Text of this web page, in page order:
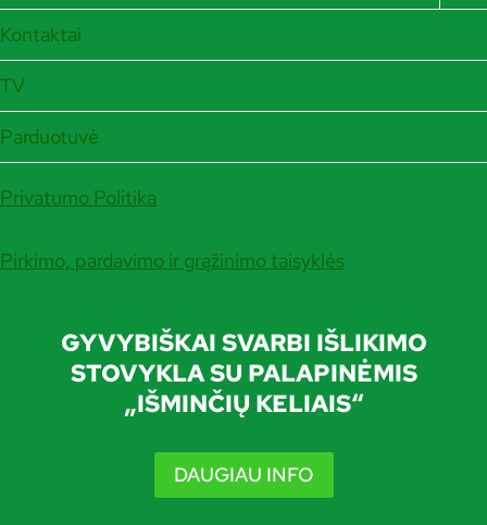
Kontaktai
TV
Parduotuvė
Privatumo Politika
Pirkimo, pardavimo ir grąžinimo taisyklės
GYVYBIŠKAI SVARBI IŠLIKIMO
STOVYKLA SU PALAPINĖMIS
„IŠMINČIŲ KELIAIS“
DAUGIAU INFO